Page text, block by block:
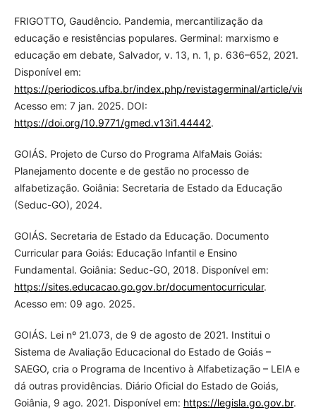
FRIGOTTO, Gaudêncio. Pandemia, mercantilização da
educação e resistências populares. Germinal: marxismo e
educação em debate, Salvador, v. 13, n. 1, p. 636–652, 2021.
Disponível em:
https://periodicos.ufba.br/index.php/revistagerminal/article/
Acesso em: 7 jan. 2025. DOI:
https://doi.org/10.9771/gmed.v13i1.44442.
GOIÁS. Projeto de Curso do Programa AlfaMais Goiás:
Planejamento docente e de gestão no processo de
alfabetização. Goiânia: Secretaria de Estado da Educação
(Seduc-GO), 2024.
GOIÁS. Secretaria de Estado da Educação. Documento
Curricular para Goiás: Educação Infantil e Ensino
Fundamental. Goiânia: Seduc-GO, 2018. Disponível em:
https://sites.educacao.go.gov.br/documentocurricular.
Acesso em: 09 ago. 2025.
GOIÁS. Lei nº 21.073, de 9 de agosto de 2021. Institui o
Sistema de Avaliação Educacional do Estado de Goiás –
SAEGO, cria o Programa de Incentivo à Alfabetização – LEIA e
dá outras providências. Diário Oficial do Estado de Goiás,
Goiânia, 9 ago. 2021. Disponível em: https://legisla.go.gov.br.